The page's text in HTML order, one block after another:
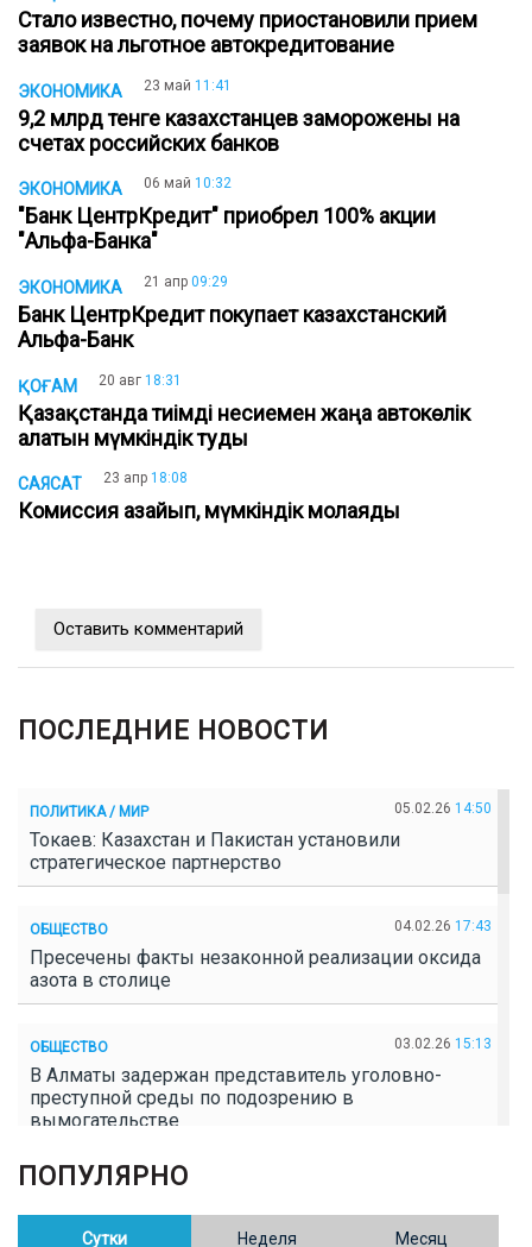
Стало известно, почему приостановили прием
заявок на льготное автокредитование
ЭКОНОМИКА 23 май 11:41
9,2 млрд тенге казахстанцев заморожены на
счетах российских банков
ЭКОНОМИКА 06 май 10:32
"Банк ЦентрКредит" приобрел 100% акции
"Альфа-Банка"
ЭКОНОМИКА 21 апр 09:29
Банк ЦентрКредит покупает казахстанский
Альфа-Банк
ҚОҒАМ 20 авг 18:31
Қазақстанда тиімді несиемен жаңа автокөлік
алатын мүмкіндік туды
САЯСАТ 23 апр 18:08
Комиссия азайып, мүмкіндік молаяды
Оставить комментарий
ПОСЛЕДНИЕ НОВОСТИ
ПОЛИТИКА / МИР 05.02.26 14:50
Токаев: Казахстан и Пакистан установили
стратегическое партнерство
ОБЩЕСТВО 04.02.26 17:43
Пресечены факты незаконной реализации оксида
азота в столице
ОБЩЕСТВО 03.02.26 15:13
В Алматы задержан представитель уголовно-
преступной среды по подозрению в
вымогательстве
ОБЩЕСТВО
Полицейские пресекли незаконное выращивание
конопли в Таразе
ПОПУЛЯРНО
Сутки Неделя Месяц